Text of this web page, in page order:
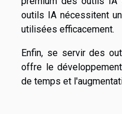
outils IA nécessitent
utilisées efficacement.
Enfin, se servir des
offre le
de temps et